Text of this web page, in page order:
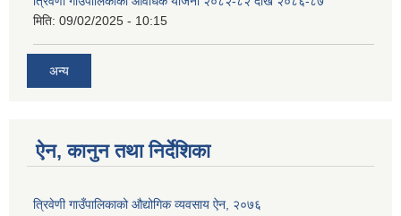
मिति: 09/02/2025 - 10:15
अन्य
ऐन, कानुन तथा निर्देशिका
त्रिवेणी गाउँपालिकाको औद्योगिक व्यवसाय ऐन, २०७६